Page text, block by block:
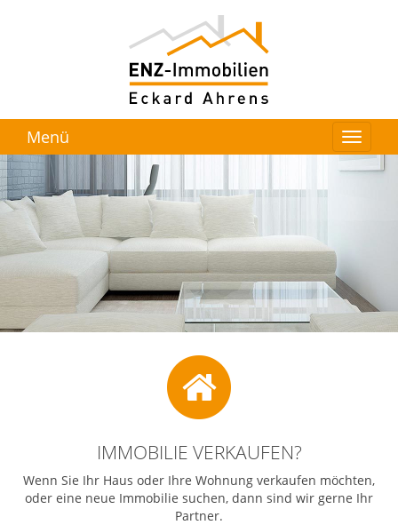
Menü
Immobilie
verkaufen?
IMMOBILIE VERKAUFEN?
Wenn Sie Ihr Haus oder Ihre Wohnung verkaufen möchten,
oder eine neue Immobilie suchen, dann sind wir gerne Ihr
Partner.